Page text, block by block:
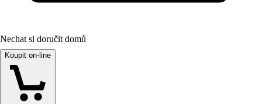
Nechat si doručit domů
Koupit on-line